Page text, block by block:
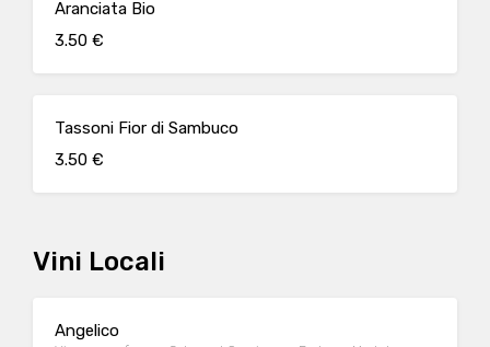
Aranciata Bio
3.50 €
Tassoni Fior di Sambuco
3.50 €
Vini Locali
Angelico